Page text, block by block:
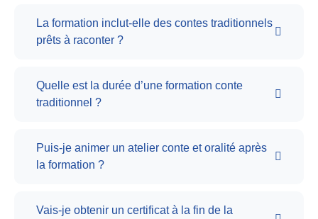
La formation inclut-elle des contes traditionnels
prêts à raconter ?
Quelle est la durée d’une formation conte
traditionnel ?
Puis-je animer un atelier conte et oralité après
la formation ?
Vais-je obtenir un certificat à la fin de la